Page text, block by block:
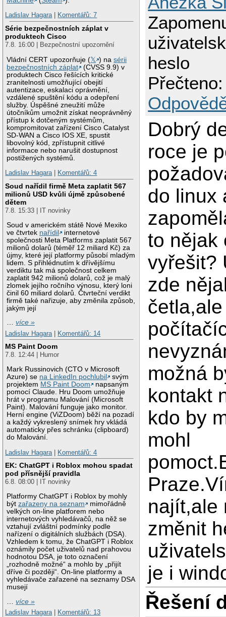
Ladislav Hagara| Komentářů: 7
Série bezpečnostních záplat v
produktech Cisco
7.8. 16:00 | Bezpečnostní upozornění
Vládní CERT upozorňuje (𝕏 ) nasérii
bezpečnostních záplat
(CVSS 9.9) v
produktech Cisco řešících kritické
zranitelnosti umožňující obejití
autentizace, eskalaci oprávnění,
vzdálené spuštění kódu a odepření
služby. Úspěšné zneužití může
útočníkům umožnit získat neoprávněný
přístup k dotčeným systémům,
kompromitovat zařízení Cisco Catalyst
SD-WAN a Cisco IOS XE, spustit
libovolný kód, zpřístupnit citlivé
informace nebo narušit dostupnost
postižených systémů.
Ladislav Hagara| Komentářů: 4
Soud nařídil firmě Meta zaplatit 567
milionů USD kvůli újmě způsobené
dětem
7.8. 15:33 | IT novinky
Soud v americkém státě Nové Mexiko
ve čtvrtek nařídil
internetové
společnosti Meta Platforms zaplatit 567
milionů dolarů (téměř 12 miliard Kč) za
újmy, které její platformy působí mladým
lidem. S přihlédnutím k dřívějšímu
verdiktu tak má společnost celkem
zaplatit 942 milionů dolarů, což je malý
zlomek jejího ročního výnosu, který loni
činil 60 miliard dolarů. Čtvrteční verdikt
firmě také nařizuje, aby změnila způsob,
jakým její
…více »
Ladislav Hagara
Komentářů: 14
MS Paint Doom
7.8. 12:44 | Humor
Mark Russinovich (CTO v Microsoft
Azure) se na LinkedIn pochlubil
svým
projektem MS Paint Doom
napsaným
pomocí Claude. Hru Doom umožňuje
hrát v programu Malování (Microsoft
Paint). Malování funguje jako monitor.
Herní engine (ViZDoom) běží na pozadí
a každý vykreslený snímek hry vkládá
automaticky přes schránku (clipboard)
do Malování.
Ladislav Hagara | Komentářů: 4
EK: ChatGPT i Roblox mohou spadat
pod přísnější pravidla
6.8. 08:00 | IT novinky
Platformy ChatGPT i Roblox by mohly
býtzařazeny na seznam
mimořádně
velkých on-line platforem nebo
internetových vyhledávačů, na něž se
vztahují zvláštní podmínky podle
nařízení o digitálních službách (DSA).
Vzhledem k tomu, že ChatGPT i Roblox
oznámily počet uživatelů nad prahovou
hodnotou DSA, je toto označení
„rozhodně možné“ a mohlo by „přijít
dříve či později“. On-line platformy a
vyhledávače zařazené na seznamy DSA
musejí
…více »
Ladislav Hagara| Komentářů: 13
heslo
Dobrý
roce je
do linux
to nějak
vyřešit?
zde
možná
kontakt
kdo by
mohl
najít,ale
změnit
je i
Řešení